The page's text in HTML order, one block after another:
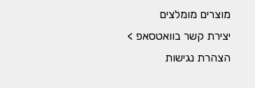
מוצרים מומלצים
יצירת קשר בוואטסאפ >
הצהרת נגישות